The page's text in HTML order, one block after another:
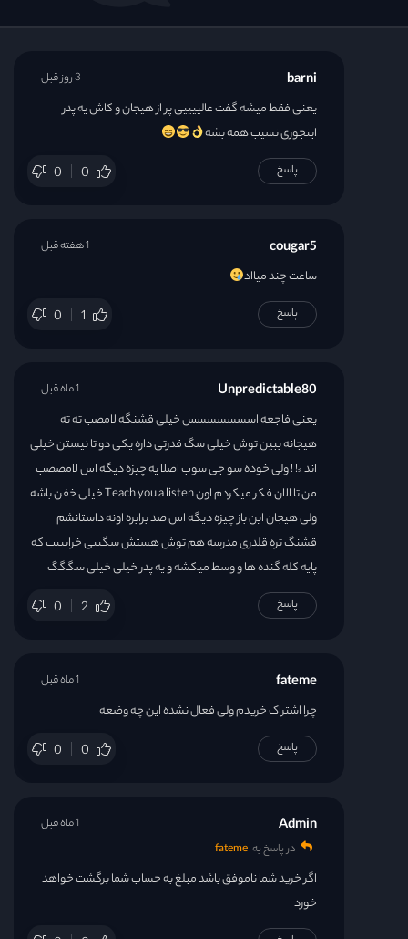
barni
یعنی فقط میشه گفت عالییییی پر از هیجان و کاش یه پدر
اینجوری نسیب همه بشه
0 0
3 روز قبل
پاسخ
cougar5
ساعت چند میااد
0 1
1 هفته قبل
پاسخ
Unpredictable80
یعنی فاجعه اسسسسسسس خیلی قشنگه لامصب ته ته
هیجانه ببین توش خیلی سگ قدرتی داره یکی دو تا نیستن خیلی
اند !ً ! ! ولی خوده سو جی سوب اصلا یه چیزه دیگه اس لامصصب
من تا الان فکر میکردم اون Teach you a listen خیلی خفن باشه
ولی هیجان این باز چیزه دیگه اس صد برابره اونه داستانشم
قشنگ تره قلدری مدرسه هم توش هستش سگییی خرابببب که
پایه کله گنده ها و وسط میکشه و یه پدر خیلی خیلی سگگگ
0 2
1 ماه قبل
پاسخ
fateme
چرا اشتراک خریدم ولی فعال نشده این چه وضعه
0 0
1 ماه قبل
پاسخ
Admin
در پاسخ به fateme
اگر خرید شما ناموفق باشد مبلغ به حساب شما برگشت خواهد
خورد
1 ماه قبل